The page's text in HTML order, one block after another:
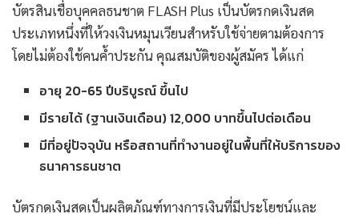
บัตรสินเชื่อบุคคลธนชาต FLASH Plus เป็นบัตรกดเงินสด
ประเภทหนึ่งที่ให้วงเงินหมุนเวียนสำหรับใช้จ่ายตามต้องการ
โดยไม่ต้องใช้คนค้ำประกัน คุณสมบัติของผู้สมัคร ได้แก่
อายุ 20-65 ปีบริบูรณ์ ขึ้นไป
มีรายได้ (ฐานเงินเดือน) 12,000 บาทขึ้นไปต่อเดือน
มีที่อยู่ปัจจุบัน หรือสถานที่ทำงานอยู่ในพื้นที่ให้บริการของ
ธนาคารธนชาต
บัตรกดเงินสดเป็นผลิตภัณฑ์ทางการเงินที่มีประโยชน์และ